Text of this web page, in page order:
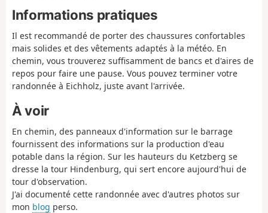
Informations pratiques
Il est recommandé de porter des chaussures confortables
mais solides et des vêtements adaptés à la météo. En
chemin, vous trouverez suffisamment de bancs et d'aires de
repos pour faire une pause. Vous pouvez terminer votre
randonnée à Eichholz, juste avant l'arrivée.
À voir
En chemin, des panneaux d'information sur le barrage
fournissent des informations sur la production d'eau
potable dans la région. Sur les hauteurs du Ketzberg se
dresse la tour Hindenburg, qui sert encore aujourd'hui de
tour d'observation.
J'ai documenté cette randonnée avec d'autres photos sur
mon blog perso.